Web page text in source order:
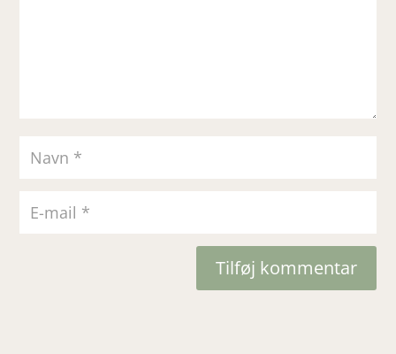
Tilføj kommentar